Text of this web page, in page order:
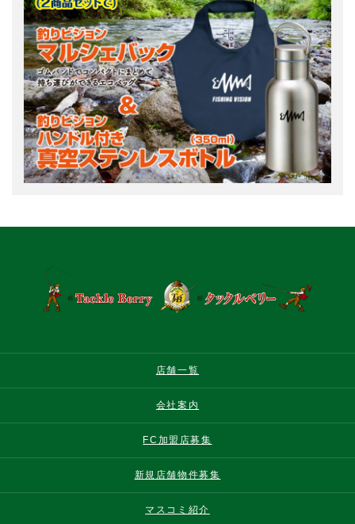
店舗一覧
会社案内
FC加盟店募集
新規店舗物件募集
マスコミ紹介